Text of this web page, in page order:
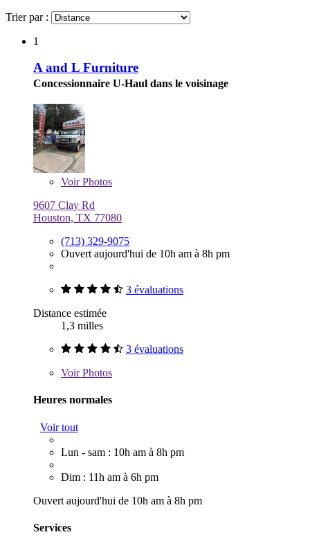
Trier par :
1
A and L Furniture
Concessionnaire U-Haul dans le voisinage
VoirPhotos
9607 Clay Rd
Houston, TX 77080
(713) 329-9075
Ouvert aujourd'hui de 10h am à 8h pm
3 évaluations
Distance estimée
1,3 milles
3 évaluations
VoirPhotos
Heures normales
Voir tout
Lun - sam : 10h am à 8h pm
Dim : 11h am à 6h pm
Ouvert aujourd'hui de 10h am à 8h pm
Services